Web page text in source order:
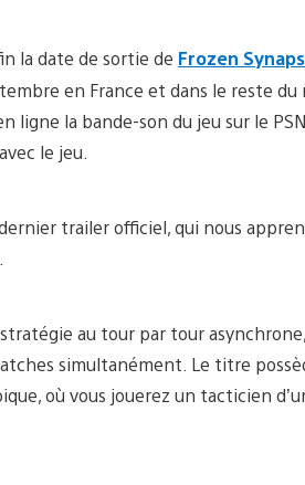
la date de sortie de Frozen
en France et dans le reste
ligne la bande-son du jeu sur le
avec le jeu.
trailer officiel, qui nous
au tour par tour
simultanément. Le titre
où vous jouerez un tacticien